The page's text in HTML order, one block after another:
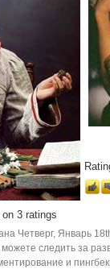
on 3 ratings
Четверг, Январь
следить за
и